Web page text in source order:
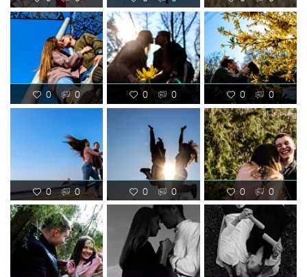
0 0 0 0 0 0
0 0 0 0 0 0